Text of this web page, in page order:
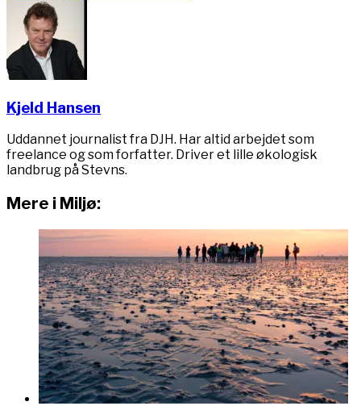
Kjeld Hansen
Uddannet journalist fra DJH. Har altid arbejdet som
freelance og som forfatter. Driver et lille økologisk
landbrug på Stevns.
Mere i Miljø: